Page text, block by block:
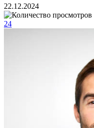
22.12.2024
24